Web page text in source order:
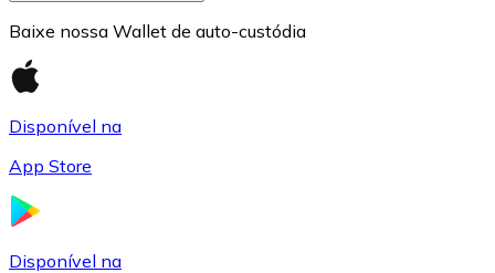
Baixe nossa Wallet de auto-custódia
Disponível na
App Store
Disponível na